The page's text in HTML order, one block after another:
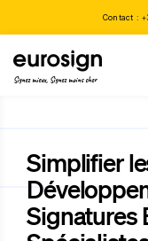
Contact :
Signez mieux, Signez moins cher
Simplifier
Signatures